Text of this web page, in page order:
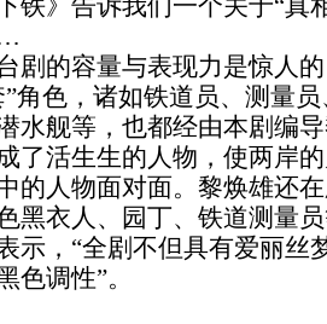
铁》告诉我们一个关于“真
的容量与表现力是惊人的
”角色，诸如铁道员、测量
水舰等，也都经由本剧编
成了活生生的人物，使两岸
的人物面对面。黎焕雄还
黑衣人、园丁、铁道测量
示，“全剧不但具有爱丽丝
色调性”。